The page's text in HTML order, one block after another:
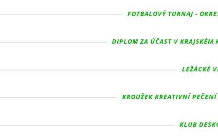
FOTBALOVÝ TURNAJ -
DIPLOM ZA ÚČAST V
LEŽÁCKÉ
KROUŽEK KREATIVNÍ
KLUB